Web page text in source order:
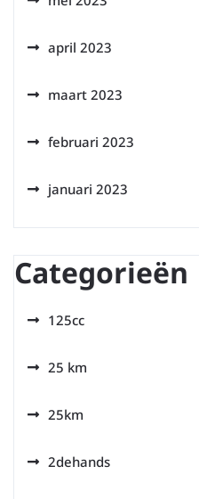
april 2023
maart 2023
februari 2023
januari 2023
Categorieën
125cc
25 km
25km
2dehands